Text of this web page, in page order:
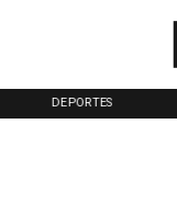
DEPORTES